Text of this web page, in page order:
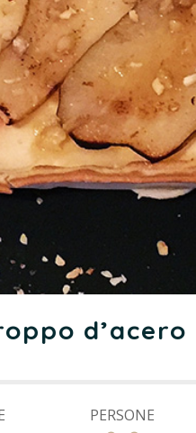
d’acero
PERSONE